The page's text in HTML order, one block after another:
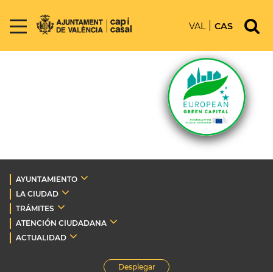
VAL CAS
AYUNTAMIENTO
LA CIUDAD
TRÁMITES
ATENCIÓN CIUDADANA
ACTUALIDAD
Desplegar